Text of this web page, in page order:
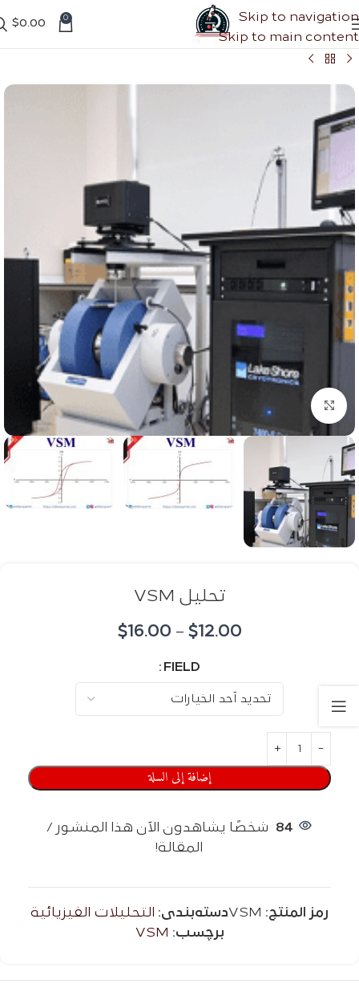
Skip to navigation
Skip to main content
0
$0.00
اضغط للتكبير
تحليل VSM
$12.00
–
$16.00
FIELD
إضافة إلى السلة
84
شخصًا يشاهدون الآن هذا المنشور /
المقالة!
رمز المنتج: VSMدسته‌بندی: التحليلات الفيزيائية
برچسب: VSM